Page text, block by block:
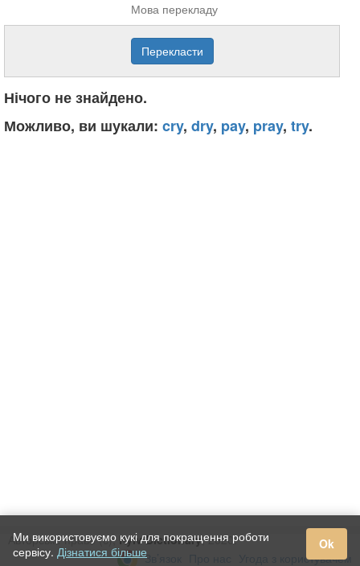
Мова перекладу
Нічого не знайдено.
Можливо, ви шукали: cry, dry, pay, pray, try.
Ми використовуємо кукі для покращення роботи
сервісу. Дізнатися більше Ok
Авторське право (c), Kyiv Dictionary, 2020.
Зв’язок
Угода з користувачем